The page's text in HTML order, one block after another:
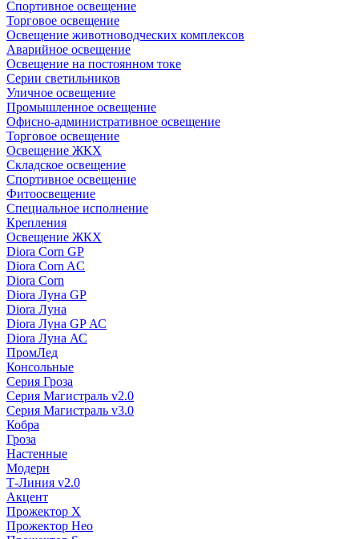
Спортивное освещение
Торговое освещение
Освещение животноводческих комплексов
Аварийное освещение
Освещение на постоянном токе
Серии светильников
Уличное освещение
Промышленное освещение
Офисно-административное освещение
Торговое освещение
Освещение ЖКХ
Складское освещение
Спортивное освещение
Фитоосвещение
Специальное исполнение
Крепления
Освещение ЖКХ
Diora Corn GP
Diora Corn AC
Diora Corn
Diora Луна GP
Diora Луна
Diora Луна GP АС
Diora Луна АС
ПромЛед
Консольные
Серия Гроза
Серия Магистраль v2.0
Серия Магистраль v3.0
Кобра
Гроза
Настенные
Модерн
Т-Линия v2.0
Акцент
Прожектор X
Прожектор Нео